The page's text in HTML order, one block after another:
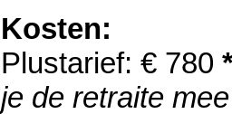
Kosten:
​Plustarief: € 780
je de retraite